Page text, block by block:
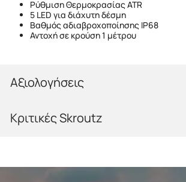
Ρύθμιση Θερμοκρασίας ATR
5 LED για διάχυτη δέσμη
Βαθμός αδιαβροχοποίησης IP68
Αντοχή σε κρούση 1 μέτρου
Αξιολογήσεις
Κριτικές Skroutz